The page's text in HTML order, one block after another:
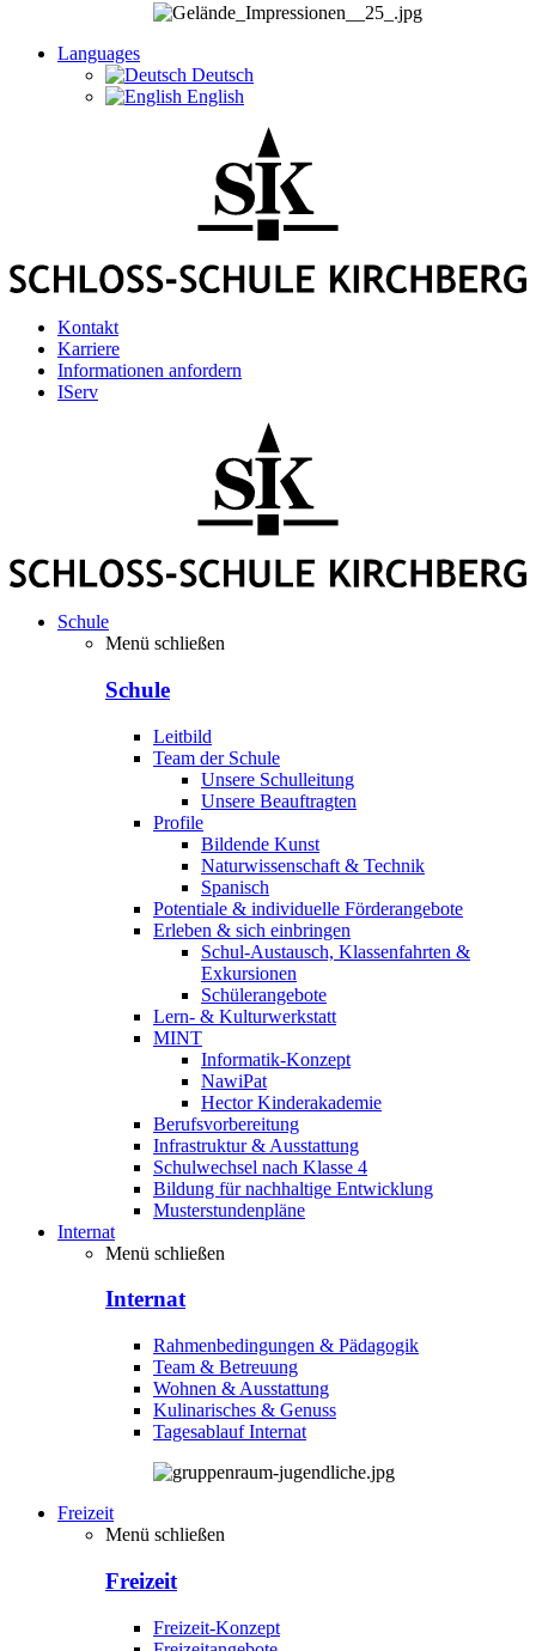
Languages
Deutsch
English
Kontakt
Karriere
Informationen anfordern
IServ
Schule
Menü schließen
Schule
Leitbild
Team der Schule
Unsere Schulleitung
Unsere Beauftragten
Profile
Bildende Kunst
Naturwissenschaft & Technik
Spanisch
Potentiale & individuelle Förderangebote
Erleben & sich einbringen
Schul-Austausch, Klassenfahrten &
Exkursionen
Schülerangebote
Lern- & Kulturwerkstatt
MINT
Informatik-Konzept
NawiPat
Hector Kinderakademie
Berufsvorbereitung
Infrastruktur & Ausstattung
Schulwechsel nach Klasse 4
Bildung für nachhaltige Entwicklung
Musterstundenpläne
Internat
Menü schließen
Internat
Rahmenbedingungen & Pädagogik
Team & Betreuung
Wohnen & Ausstattung
Kulinarisches & Genuss
Tagesablauf Internat
Freizeit
Menü schließen
Freizeit
Freizeit-Konzept